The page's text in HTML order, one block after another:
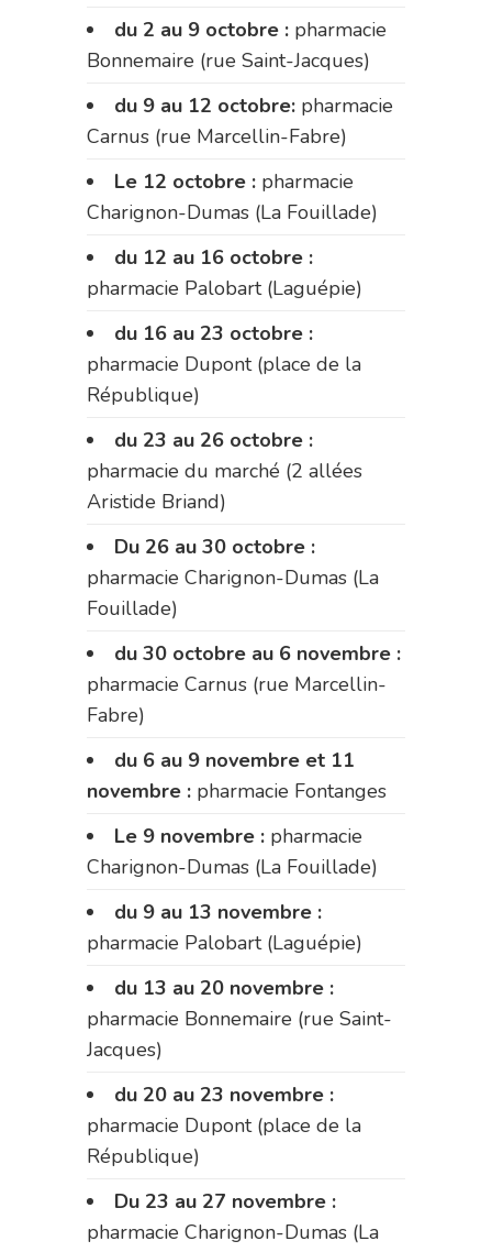
du 2 au 9 octobre : pharmacie
Bonnemaire (rue Saint-Jacques)
du 9 au 12 octobre: pharmacie
Carnus (rue Marcellin-Fabre)
Le 12 octobre : pharmacie
Charignon-Dumas (La Fouillade)
du 12 au 16 octobre :
pharmacie Palobart (Laguépie)
du 16 au 23 octobre :
pharmacie Dupont (place de la
République)
du 23 au 26 octobre :
pharmacie du marché (2 allées
Aristide Briand)
Du 26 au 30 octobre :
pharmacie Charignon-Dumas (La
Fouillade)
du 30 octobre au 6 novembre :
pharmacie Carnus (rue Marcellin-
Fabre)
du 6 au 9 novembre et 11
novembre : pharmacie Fontanges
Le 9 novembre : pharmacie
Charignon-Dumas (La Fouillade)
du 9 au 13 novembre :
pharmacie Palobart (Laguépie)
du 13 au 20 novembre :
pharmacie Bonnemaire (rue Saint-
Jacques)
du 20 au 23 novembre :
pharmacie Dupont (place de la
République)
Du 23 au 27 novembre :
pharmacie Charignon-Dumas (La